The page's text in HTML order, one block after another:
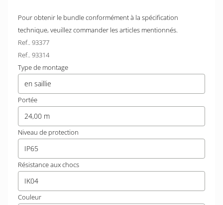
Pour obtenir le bundle conformément à la spécification
technique, veuillez commander les articles mentionnés.
Ref.. 93377
Ref.. 93314
Type de montage
en saillie
Portée
24,00 m
Niveau de protection
IP65
Résistance aux chocs
IK04
Couleur